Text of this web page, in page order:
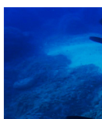
Das
ein neues
umgezogen
unterhttps://
forum.com